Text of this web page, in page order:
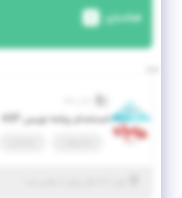
فعالسازی
استخدام برنامه نویس ASP